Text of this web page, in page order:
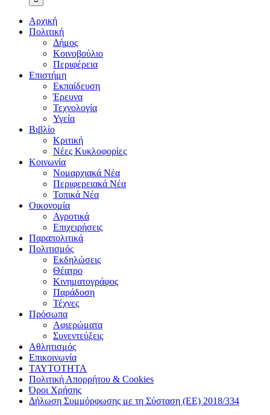
Αρχική
Πολιτική
Δήμος
Κοινοβούλιο
Περιφέρεια
Επιστήμη
Εκπαίδευση
Έρευνα
Τεχνολογία
Υγεία
Βιβλίο
Κριτική
Νέες Κυκλοφορίες
Κοινωνία
Νομαρχιακά Νέα
Περιφερειακά Νέα
Τοπικά Νέα
Οικονομία
Αγροτικά
Επιχειρήσεις
Παραπολιτικά
Πολιτισμός
Εκδηλώσεις
Θέατρο
Κινηματογράφος
Παράδοση
Τέχνες
Πρόσωπα
Αφιερώματα
Συνεντεύξεις
Αθλητισμός
Επικοινωνία
ΤΑΥΤΟΤΗΤΑ
Πολιτική Απορρήτου & Cookies
Όροι Χρήσης
Δήλωση Συμμόρφωσης με τη Σύσταση (ΕΕ) 2018/334